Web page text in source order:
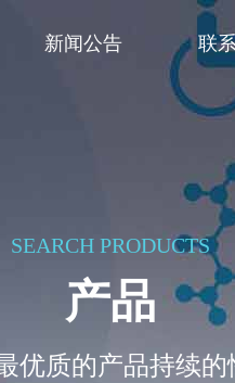
新闻公告 联
SEARCH PRODUCTS
产品
优质的产品持续的